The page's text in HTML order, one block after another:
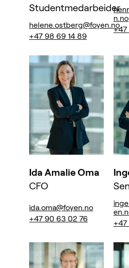
Studentmedarbeider
helene.ostberg@foyen.no
+47 98 69 14 89
n.no
+47
Ida Amalie Oma
CFO
ida.oma@foyen.no
+47 90 63 02 76